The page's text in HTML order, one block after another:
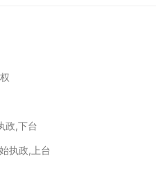
政,下台
执政,上台